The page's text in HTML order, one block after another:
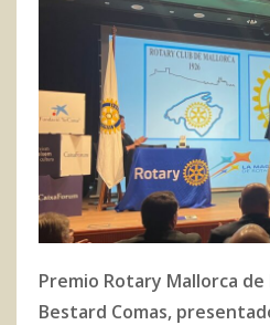
Premio Rotary Mallorca de
Bestard Comas,